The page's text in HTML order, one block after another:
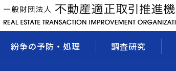
紛争の予防・処理 調査研究